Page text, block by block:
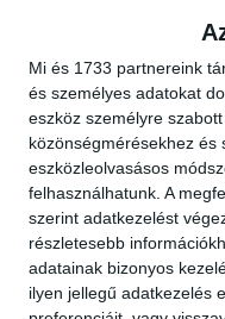
Mi és 1733 partnereink
és személyes adatokat
eszköz személyre
közönségmérésekhez és
eszközleolvasásos
felhasználhatunk. A
szerint adatkezelést
részletesebb
adatainak bizonyos
ilyen jellegű adatkezelés